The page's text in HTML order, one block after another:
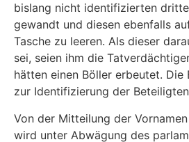
bislang nicht identifizier­ten
gewandt und diesen ebenfalls
Tasche zu leeren. Als dieser
sei, seien ihm die
hätten einen Böller erbeutet. Die
zur Identifizierung der
Von der Mitteilung der
wird unter Abwägung des